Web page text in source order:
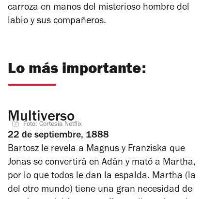
carroza en manos del misterioso hombre del
labio y sus compañeros.
Lo más importante:
Multiverso
Foto: Cortesía Netflix
22 de septiembre, 1888
Bartosz le revela a Magnus y Franziska que
Jonas se convertirá en Adán y mató a Martha,
por lo que todos le dan la espalda. Martha (la
del otro mundo) tiene una gran necesidad de